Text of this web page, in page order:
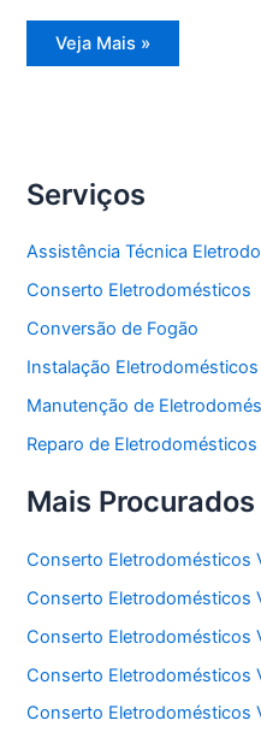
Assistência
Técnica
Veja Mais »
Serviços
Assistência Técnica
Conserto Eletrodomésticos
Conversão de Fogão
Instalação Eletrodomésticos
Manutenção de
Reparo de Eletrodomésticos
Mais Procurados
Conserto Eletrodomésticos
Conserto Eletrodomésticos
Conserto Eletrodomésticos
Conserto Eletrodomésticos
Conserto Eletrodomésticos